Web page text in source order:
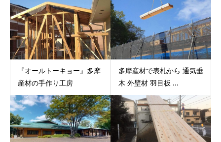
『オールトーキョー』多摩
産材の手作り工房
多摩産材で表札から 通気垂
木 外壁材 羽目板 ...